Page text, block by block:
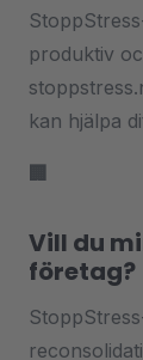
produktiv
kan hjälpa
Vill du
företag?